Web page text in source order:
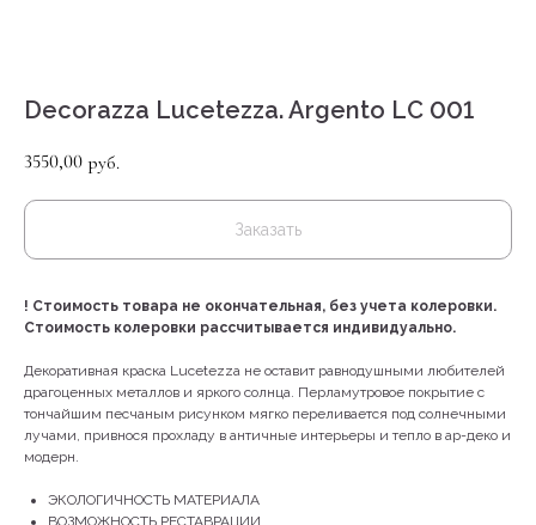
Decorazza Lucetezza. Argento LC 001
3550,00 руб.
Заказать
! Стоимость товара не окончательная, без учета колеровки.
Стоимость колеровки рассчитывается индивидуально.
Декоративная краска Lucetezza не оставит равнодушными любителей
драгоценных металлов и яркого солнца. Перламутровое покрытие с
тончайшим песчаным рисунком мягко переливается под солнечными
лучами, привнося прохладу в античные интерьеры и тепло в ар-деко и
модерн.
ЭКОЛОГИЧНОСТЬ МАТЕРИАЛА
ВОЗМОЖНОСТЬ РЕСТАВРАЦИИ